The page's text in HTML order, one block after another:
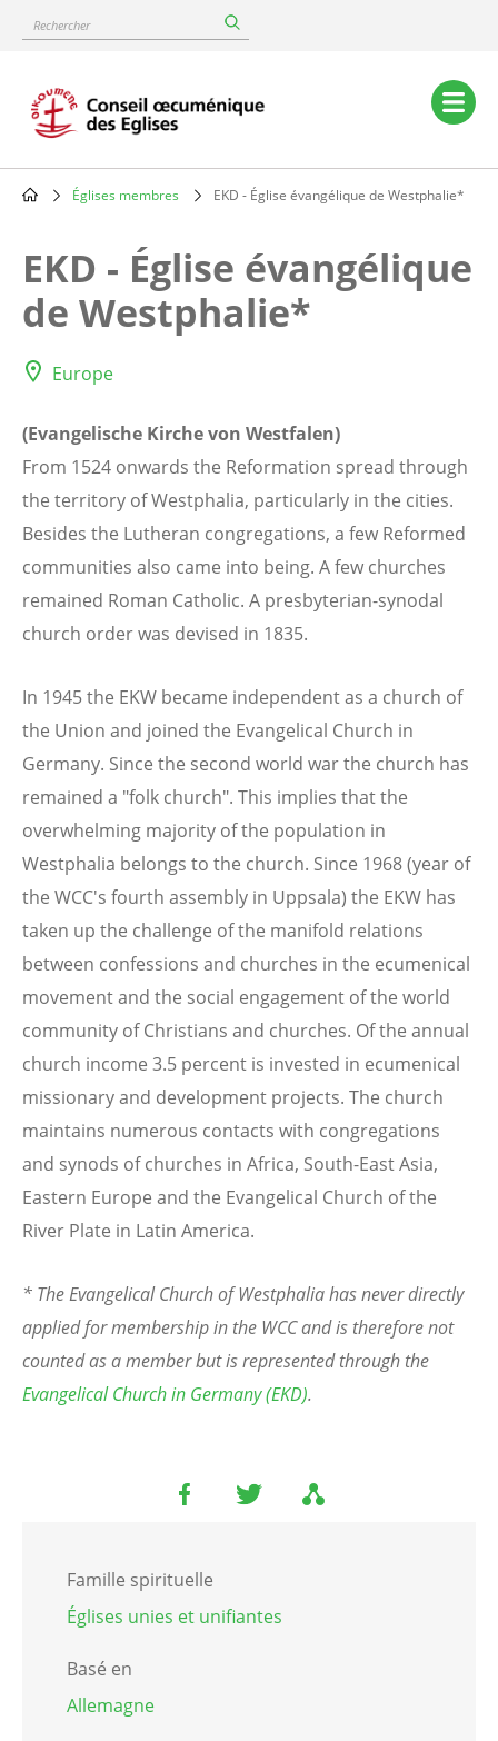
content
Rechercher
Main
navigation
Églises membres EKD - Église évangélique de Westphalie*
EKD - Église évangélique
de Westphalie*
Europe
(Evangelische Kirche von Westfalen)
From 1524 onwards the Reformation spread through
the territory of Westphalia, particularly in the cities.
Besides the Lutheran congregations, a few Reformed
communities also came into being. A few churches
remained Roman Catholic. A presbyterian-synodal
church order was devised in 1835.
In 1945 the EKW became independent as a church of
the Union and joined the Evangelical Church in
Germany. Since the second world war the church has
remained a "folk church". This implies that the
overwhelming majority of the population in
Westphalia belongs to the church. Since 1968 (year of
the WCC's fourth assembly in Uppsala) the EKW has
taken up the challenge of the manifold relations
between confessions and churches in the ecumenical
movement and the social engagement of the world
community of Christians and churches. Of the annual
church income 3.5 percent is invested in ecumenical
missionary and development projects. The church
maintains numerous contacts with congregations
and synods of churches in Africa, South-East Asia,
Eastern Europe and the Evangelical Church of the
River Plate in Latin America.
* The Evangelical Church of Westphalia has never directly
applied for membership in the WCC and is therefore not
counted as a member but is represented through the
Evangelical Church in Germany (EKD).
Famille spirituelle
Églises unies et unifiantes
Basé en
Allemagne